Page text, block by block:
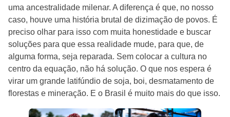
uma ancestralidade milenar. A diferença é que, no nosso
caso, houve uma história brutal de dizimação de povos. É
preciso olhar para isso com muita honestidade e buscar
soluções para que essa realidade mude, para que, de
alguma forma, seja reparada. Sem colocar a cultura no
centro da equação, não há solução. O que nos espera é
virar um grande latifúndio de soja, boi, desmatamento de
florestas e mineração. E o Brasil é muito mais do que isso.